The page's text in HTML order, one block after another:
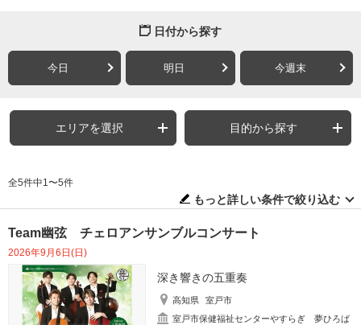
日付から探す
今日 明日 今週末
エリアを選択 目的から探す
全5件中1〜5件
もっと詳しい条件で絞り込む
Team幽弦 チェロアンサンブルコンサート
2026年9月6日(日)
深き響きの五重奏
高知県
室戸市
室戸市保健福祉センターやすらぎ 夢ひろば